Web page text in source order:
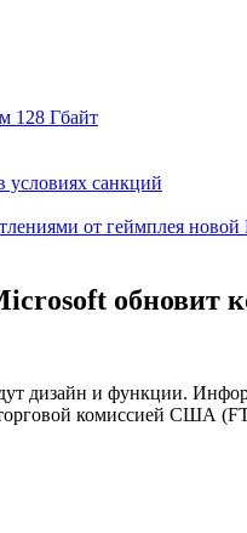
128 Гбайт
условиях санкций
от геймплея новой
обновит
дизайн и функции.
комиссией США